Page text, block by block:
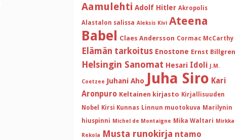
Aamulehti Adolf Hitler Akropolis
Alastalon salissa Aleksis Kivi Ateena
Babel Claes Andersson Cormac McCarthy
Elämän tarkoitus Enostone Ernst Billgren
Helsingin Sanomat Hesari Idoli J.M.
Coetzee Juhani Aho Juha Siro Kari
Aronpuro Keltainen kirjasto Kirjallisuuden
Nobel
Kirsi Kunnas Linnun muotokuva Marilynin
hiuspinni Michel de Montaigne Mika Waltari Mirkka
Rekola Musta runokirja ntamo